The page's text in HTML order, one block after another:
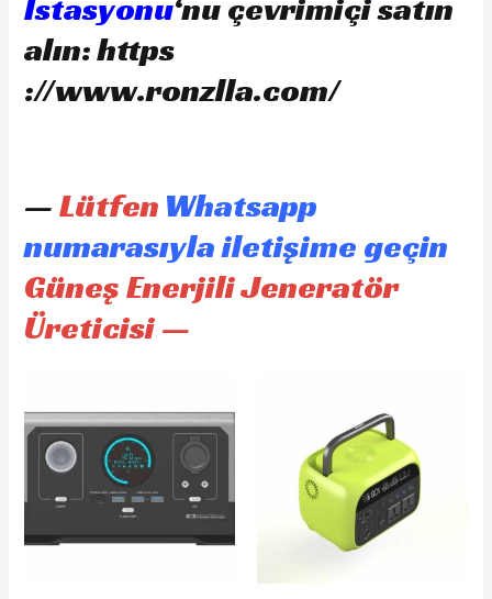
İstasyonu‘nu çevrimiçi satın
alın: https
://www.ronzlla.com/
—Lütfen Whatsapp
numarasıyla iletişime geçin
Güneş Enerjili Jeneratör
Üreticisi —